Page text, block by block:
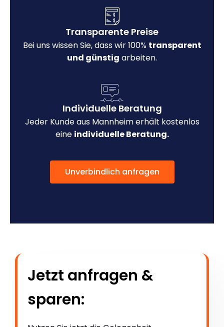
Transparente Preise
Bei uns wissen Sie, dass wir 100% transparent
und günstig arbeiten.
Individuelle Beratung
Jeder Kunde aus Mannheim erhält kostenlos
eine individuelle Beratung.
Unverbindlich anfragen
Jetzt anfragen &
sparen: